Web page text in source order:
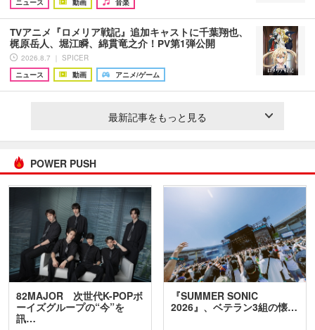
ニュース
動画 音楽
TVアニメ『ロメリア戦記』追加キャストに千葉翔也、
梶原岳人、堀江瞬、綿貫竜之介！PV第1弾公開
2026.8.7 ｜ SPICER
ニュース
動画 アニメ/ゲーム
最新記事をもっと見る
POWER PUSH
82MAJOR 次世代K-POPボ
ーイズグループの“今”を
訊…
『SUMMER SONIC
2026』、ベテラン3組の懐…